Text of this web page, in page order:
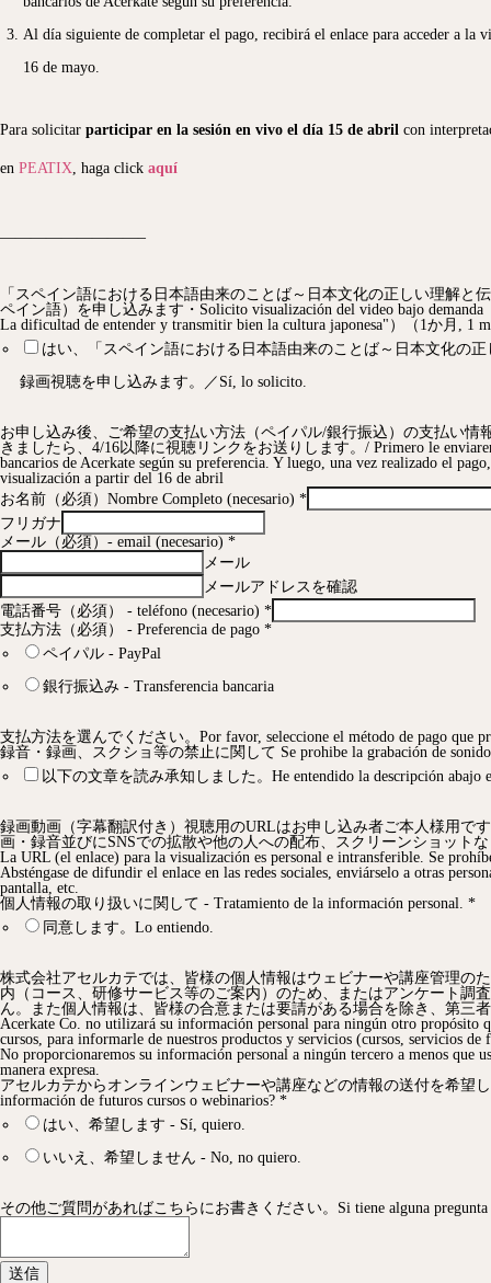
Al día siguiente de completar el pago, recibirá el enlace para acceder a la
16 de mayo.
Para solicitar participar en la sesión en vivo el día 15 de abril con
en PEATIX, haga click aquí
—————————–
「スペイン語における日本語由来のことば～日本文化の正しい理解と
ペイン語）を申し込みます・Solicito visualización del video bajo demanda
La dificultad de entender y transmitir bien la cultura japonesa"）（1か月, 1
はい、「スペイン語における日本語由来のことば～日本文化の
録画視聴を申し込みます。／Sí, lo solicito.
お申し込み後、ご希望の支払い方法（ペイパル/銀行振込）の支払い情
きましたら、4/16以降に視聴リンクをお送りします。/ Primero le
bancarios de Acerkate según su preferencia. Y luego, una vez realizado el
visualización a partir del 16 de abril
お名前（必須）Nombre Completo (necesario) *
フリガナ
メール（必須）- email (necesario) *
メール
メールアドレスを確認
電話番号（必須） - teléfono (necesario) *
支払方法（必須） - Preferencia de pago *
ペイパル - PayPal
銀行振込み - Transferencia bancaria
支払方法を選んでください。Por favor, seleccione el método de pago que
録音・録画、スクショ等の禁止に関して Se prohibe la grabación de
以下の文章を読み承知しました。He entendido la descripción abajo
録画動画（字幕翻訳付き）視聴用のURLはお申し込み者ご本人様用で
画・録音並びにSNSでの拡散や他の人への配布、スクリーンショット
La URL (el enlace) para la visualización es personal e intransferible. Se
Absténgase de difundir el enlace en las redes sociales, enviárselo a otras
pantalla, etc.
個人情報の取り扱いに関して - Tratamiento de la información personal. *
同意します。Lo entiendo.
株式会社アセルカテでは、皆様の個人情報はウェビナーや講座管理の
内（コース、研修サービス等のご案内）のため、またはアンケート調
ん。また個人情報は、皆様の合意または要請がある場合を除き、第三
Acerkate Co. no utilizará su información personal para ningún otro propósito
cursos, para informarle de nuestros productos y servicios (cursos, servicios de
No proporcionaremos su información personal a ningún tercero a menos que
manera expresa.
アセルカテからオンラインウェビナーや講座などの情報の送付を希望
información de futuros cursos o webinarios? *
はい、希望します - Sí, quiero.
いいえ、希望しません - No, no quiero.
その他ご質問があればこちらにお書きください。Si tiene alguna pregunta
送信